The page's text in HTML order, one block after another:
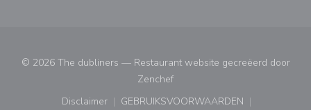
© 2026 The dubliners — Restaurant website gecreëerd door
Zenchef((opent in een nieuw venster))
Disclaimer
GEBRUIKSVOORWAARDEN